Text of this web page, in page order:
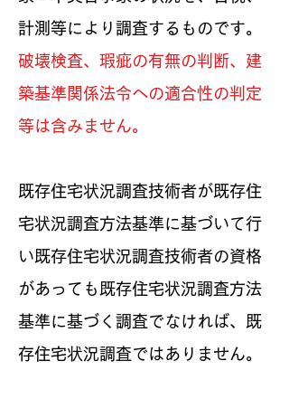
計測等により調査するものです。
破壊検査、瑕疵の有無の判断、建
築基準関係法令への適合性の判定
等は含みません。
既存住宅状況調査技術者が既存住
宅状況調査方法基準に基づいて行
い既存住宅状況調査技術者の資格
があっても既存住宅状況調査方法
基準に基づく調査でなければ、既
存住宅状況調査ではありません。